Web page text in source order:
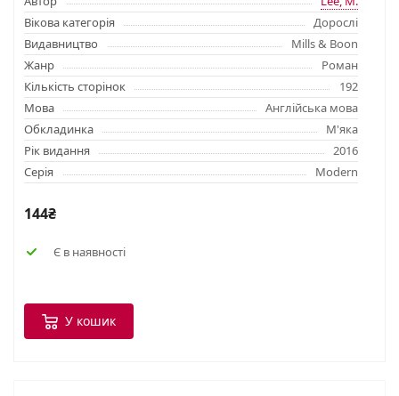
Вікова категорія
Дорослі
Видавництво
Mills & Boon
Жанр
Роман
Кількість сторінок
192
Мова
Англійська мова
Обкладинка
М'яка
Рік видання
2016
Серія
Modern
144₴
Є в наявності
У кошик